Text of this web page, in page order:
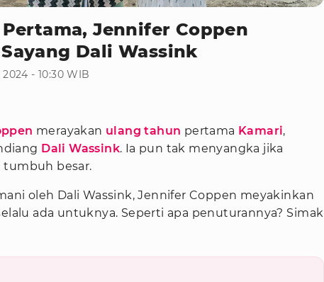
Jennifer Coppen
Dali Wassink
- 10:30 WIB
merayakan ulang tahun pertama Kamari,
Dali Wassink. Ia pun tak menyangka jika
tumbuh besar.
oleh Dali Wassink, Jennifer Coppen meyakinkan
ada untuknya. Seperti apa penuturannya? Simak